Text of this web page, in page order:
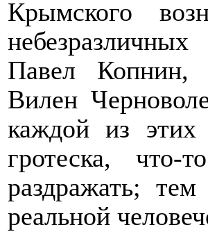
Крымского
Павел Копнин,
Вилен
каждой из этих
гротеска,
раздражать;тем
реальной